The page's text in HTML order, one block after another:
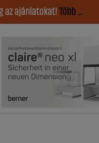
az ajánlatokat! Több ...